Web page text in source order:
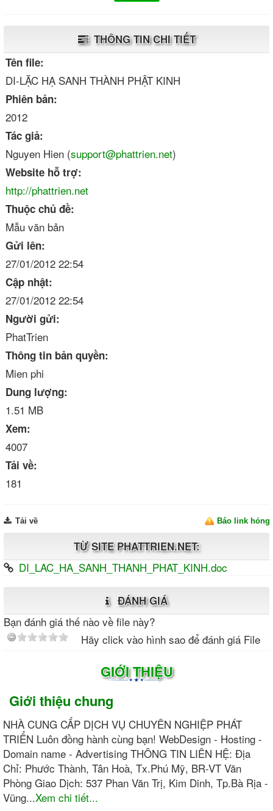
THÔNG TIN CHI TIẾT
Tên file:
DI-LẶC HẠ SANH THÀNH PHẬT KINH
Phiên bản:
2012
Tác giả:
Nguyen Hien (support@phattrien.net)
Website hỗ trợ:
http://phattrien.net
Thuộc chủ đề:
Mẫu văn bản
Gửi lên:
27/01/2012 22:54
Cập nhật:
27/01/2012 22:54
Người gửi:
PhatTrien
Thông tin bản quyền:
Mien phi
Dung lượng:
1.51 MB
Xem:
4007
Tải về:
181
Báo link hỏng
Tải về
TỪ SITE PHATTRIEN.NET:
DI_LAC_HA_SANH_THANH_PHAT_KINH.doc
ĐÁNH GIÁ
Bạn đánh giá thế nào về file này?
Hãy click vào hình sao để đánh giá File
GIỚI THIỆU
Giới thiệu chung
NHÀ CUNG CẤP DỊCH VỤ CHUYÊN NGHIỆP PHÁT
TRIỂN Luôn đồng hành cùng bạn! WebDesign - Hosting -
Domain name - Advertising THÔNG TIN LIÊN HỆ: Địa
Chỉ: Phước Thành, Tân Hoà, Tx.Phú Mỹ, BR-VT Văn
Phòng Giao Dịch: 537 Phan Văn Trị, Kim Dinh, Tp.Bà Rịa -
Vũng...Xem chi tiết...